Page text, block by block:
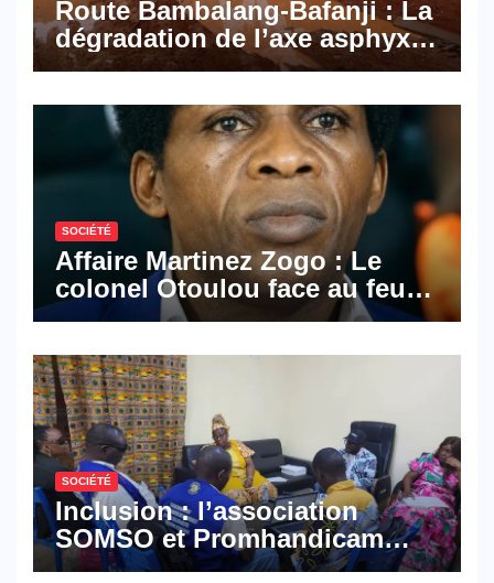
Route Bambalang-Bafanji : La
dégradation de l’axe asphyxie
les activités économiques
SOCIÉTÉ
Affaire Martinez Zogo : Le
colonel Otoulou face au feu
croisé des avocats de la
SOCIÉTÉ
Inclusion : l’association
SOMSO et Promhandicam
militent en faveur d’une